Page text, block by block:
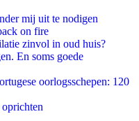
mij uit te nodigen
on fire
zinvol in oud huis?
En soms goede
oorlogsschepen: 120